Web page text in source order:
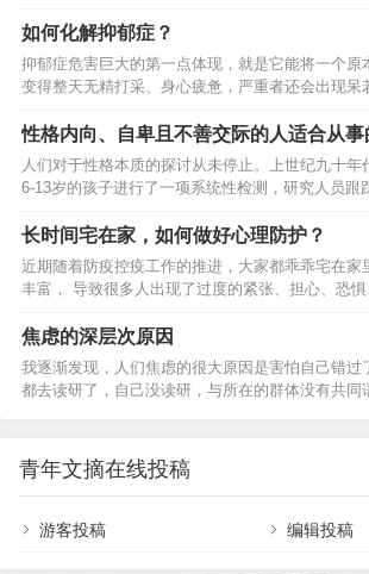
沉丹田，保留两秒钟。然后，轻轻地、慢慢地将
光、音响刺激睡眠者后，将其
其二是日有所思，夜有所梦。
科学家发现，梦里往往重视白
结论出发，我们不难发现，作
梦，其形成原因起码有两个方
些尚未被察觉的疾病。一般说
生，总会有某些特定的症状。
如何化解抑郁症？
抑郁症危害巨大的第一点体现，就是它能将一个原
变得整天无精打采、身心疲惫，严重者还会出现呆
僵的状态。持久的情绪不良发展成恶劣的心境。并
明显外因而产生的，因此很难化解，患者的心情总
不欲生之中。另一方面，抑郁和焦虑症总是相伴而
为代表，这类患者不仅心情抑郁，同时还会出现莫
惊恐不安的焦虑情绪。抑郁症造成的伤害是不容忽
哪些症状？面对抑郁症，我们应该做什么？抑郁症
是一…
性格内向、自卑且不善交际的人适合从事
人们对于性格本质的探讨从未停止。上世纪九十年
6-13岁的孩子进行了一项系统性检测，研究人员跟
每一个行为，并依次做出性格评价。结果发现，同
景下，所表现出的性格是不同的，比如，这个孩子
泼，而在和小伙伴玩耍的时候则会变得很平静，这
价其内向或者外向就显得没有那么大的意义了。于
论：情景决定了一个人所表现的性格，每个人都存
阶段，这也是目前学界的主流观点。因此，身边的
上…
长时间宅在家，如何做好心理防护？
近期随着防疫控疫工作的推进，大家都乖乖宅在家
丰富， 导致很多人出现了过度的紧张、担心、恐
郁、愤怒等。有专家说：空气中弥漫的不是病毒的
道”。这些情绪又可能引起身体上的不适，出现咳嗽
呼吸困难， 吃不下饭、睡不着觉，从而可能导致身
有的人不放心，到医院去看医生，又增加了交叉感
学认识疫情，正确对待风险，积极调整情绪，学会
焦虑的深层次原因
我逐渐发现，人们焦虑的很大原因是害怕自己错过
都去读研了，自己没读研，与所在的群体没有共同
虑……不是为这个事情焦虑，就是为那个事情焦虑
合你。而一旦焦虑占据了大脑，墨菲定律真的就降
虚的心灵。但往往等时间过去，这个焦虑不再，心
个焦虑又…
青年文摘在线投稿
游客投稿 编辑投稿